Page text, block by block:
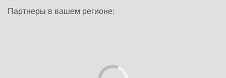
Партнеры в вашем регионе: